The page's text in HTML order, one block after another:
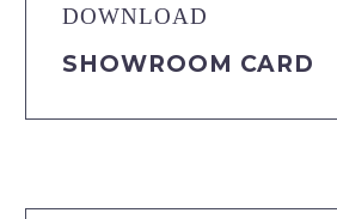
DOWNLOAD
SHOWROOM CARD